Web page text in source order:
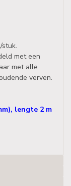
met een
met alle
verven.
lengte 2 m